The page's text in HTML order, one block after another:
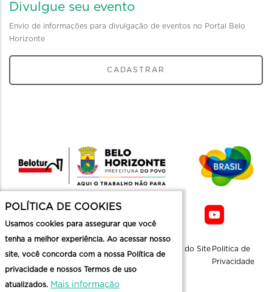
Divulgue seu evento
Envio de informações para divulgação de eventos no Portal Belo
Horizonte
CADASTRAR
Mapa do Site Politica de
Privacidade
POLÍTICA DE COOKIES
Usamos cookies para assegurar que você
tenha a melhor experiência. Ao acessar nosso
site, você concorda com a nossa Política de
privacidade e nossos Termos de uso
atualizados. Mais informação